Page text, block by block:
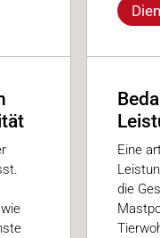
Eine
die